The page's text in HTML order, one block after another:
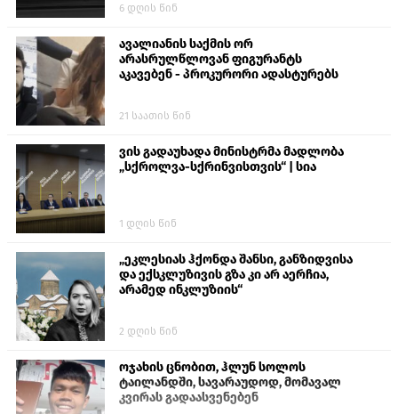
6 დღის წინ
ავალიანის საქმის ორ
არასრულწლოვან ფიგურანტს
აკავებენ - პროკურორი ადასტურებს
21 საათის წინ
ვის გადაუხადა მინისტრმა მადლობა
„სქროლვა-სქრინვისთვის“ | სია
1 დღის წინ
„ეკლესიას ჰქონდა შანსი, განზიდვისა
და ექსკლუზივის გზა კი არ აერჩია,
არამედ ინკლუზიის“
2 დღის წინ
ოჯახის ცნობით, ჰლუნ სოლოს
ტაილანდში, სავარაუდოდ, მომავალ
კვირას გადაასვენებენ